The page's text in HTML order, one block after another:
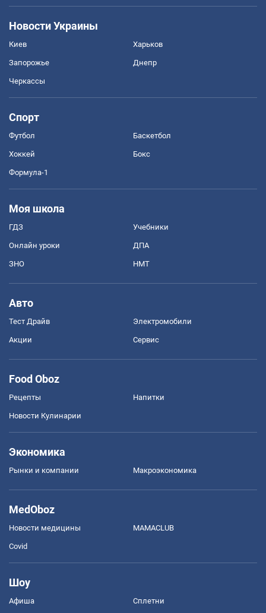
Новости Украины
Киев Харьков
Запорожье Днепр
Черкассы
Спорт
Футбол Баскетбол
Хоккей Бокс
Формула-1
Моя школа
ГДЗ Учебники
Онлайн уроки ДПА
ЗНО НМТ
Авто
Тест Драйв Электромобили
Акции Сервис
Food Oboz
Рецепты Напитки
Новости Кулинарии
Экономика
Рынки и компании Mакроэкономика
MedOboz
Новости медицины MAMACLUB
Covid
Шоу
Афиша Сплетни